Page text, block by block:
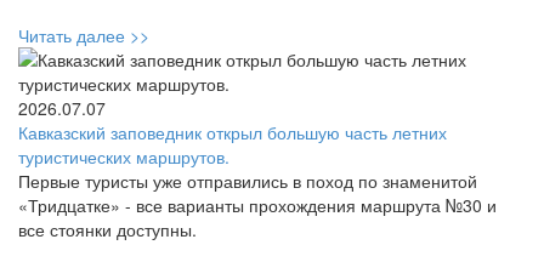
Читать далее >>
2026.07.07
Кавказский заповедник открыл большую часть летних
туристических маршрутов.
Первые туристы уже отправились в поход по знаменитой
«Тридцатке» - все варианты прохождения маршрута №30 и
все стоянки доступны.